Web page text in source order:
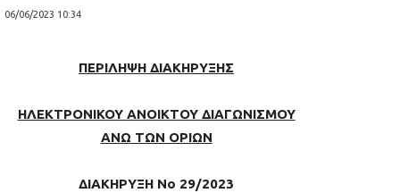
06/06/2023 10:34
ΠΕΡΙΛΗΨΗ ΔΙΑΚΗΡΥΞΗΣ
ΗΛΕΚΤΡΟΝΙΚΟΥ ΑΝΟΙΚΤΟΥ ΔΙΑΓΩΝΙΣΜΟΥ
ΑΝΩ ΤΩΝ ΟΡΙΩΝ
ΔΙΑΚΗΡΥΞΗ Νο 29/2023